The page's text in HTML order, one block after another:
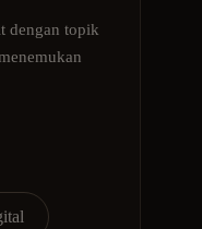
dengan topik